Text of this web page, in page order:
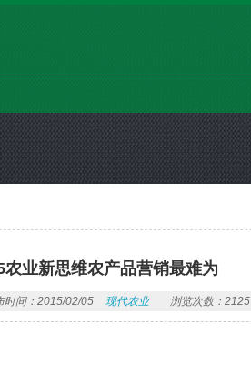
农业新思维农产品营销最难为
时间：2015/02/05 现代农业 浏览次数：2125